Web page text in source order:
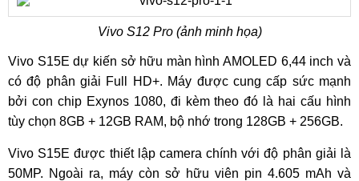
Vivo S12 Pro (ảnh minh họa)
Vivo S15E dự kiến sở hữu màn hình AMOLED 6,44 inch và
có độ phân giải Full HD+. Máy được cung cấp sức mạnh
bởi con chip Exynos 1080, đi kèm theo đó là hai cấu hình
tùy chọn 8GB + 12GB RAM, bộ nhớ trong 128GB + 256GB.
Vivo S15E được thiết lập camera chính với độ phân giải là
50MP. Ngoài ra, máy còn sở hữu viên pin 4.605 mAh và